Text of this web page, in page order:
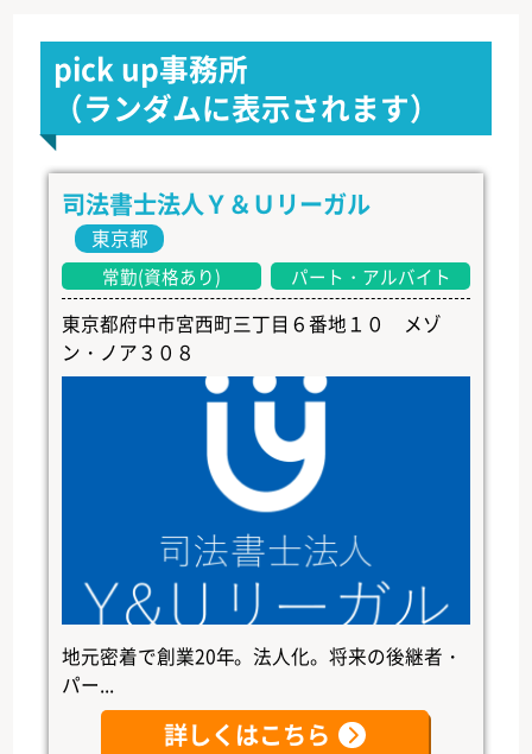
pick up事務所
（ランダムに表示されます）
司法書士法人Ｙ＆Ｕリーガル
東京都
常勤(資格あり) パート・アルバイト
東京都府中市宮西町三丁目６番地１０ メゾ
ン・ノア３０８
地元密着で創業20年。法人化。将来の後継者・
パー...
詳しくはこちら